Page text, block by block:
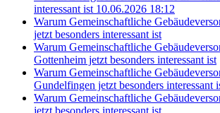
interessant ist 10.06.2026 18:12
Warum Gemeinschaftliche
jetzt besonders interessant ist
Warum Gemeinschaftliche
Gottenheim jetzt besonders interessant ist
Warum Gemeinschaftliche
Gundelfingen jetzt besonders interessant
Warum Gemeinschaftliche
jetzt besonders interessant ist